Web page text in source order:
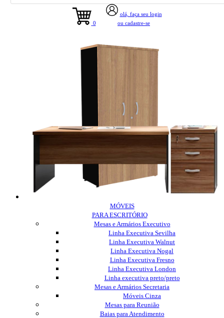
0
olá, faça seu login
ou cadastre-se
MÓVEIS
PARA ESCRITÓRIO
Mesas e Armários Executivo
Linha Executiva Sevilha
Linha Executiva Walnut
Linha Executiva Nogal
Linha Executiva Fresno
Linha Executiva London
Linha executiva preto/preto
Mesas e Armários Secretaria
Móveis Cinza
Mesas para Reunião
Baias para Atendimento